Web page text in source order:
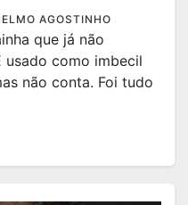
AGOSTINHO
que já não
usado como imbecil
não conta. Foi tudo